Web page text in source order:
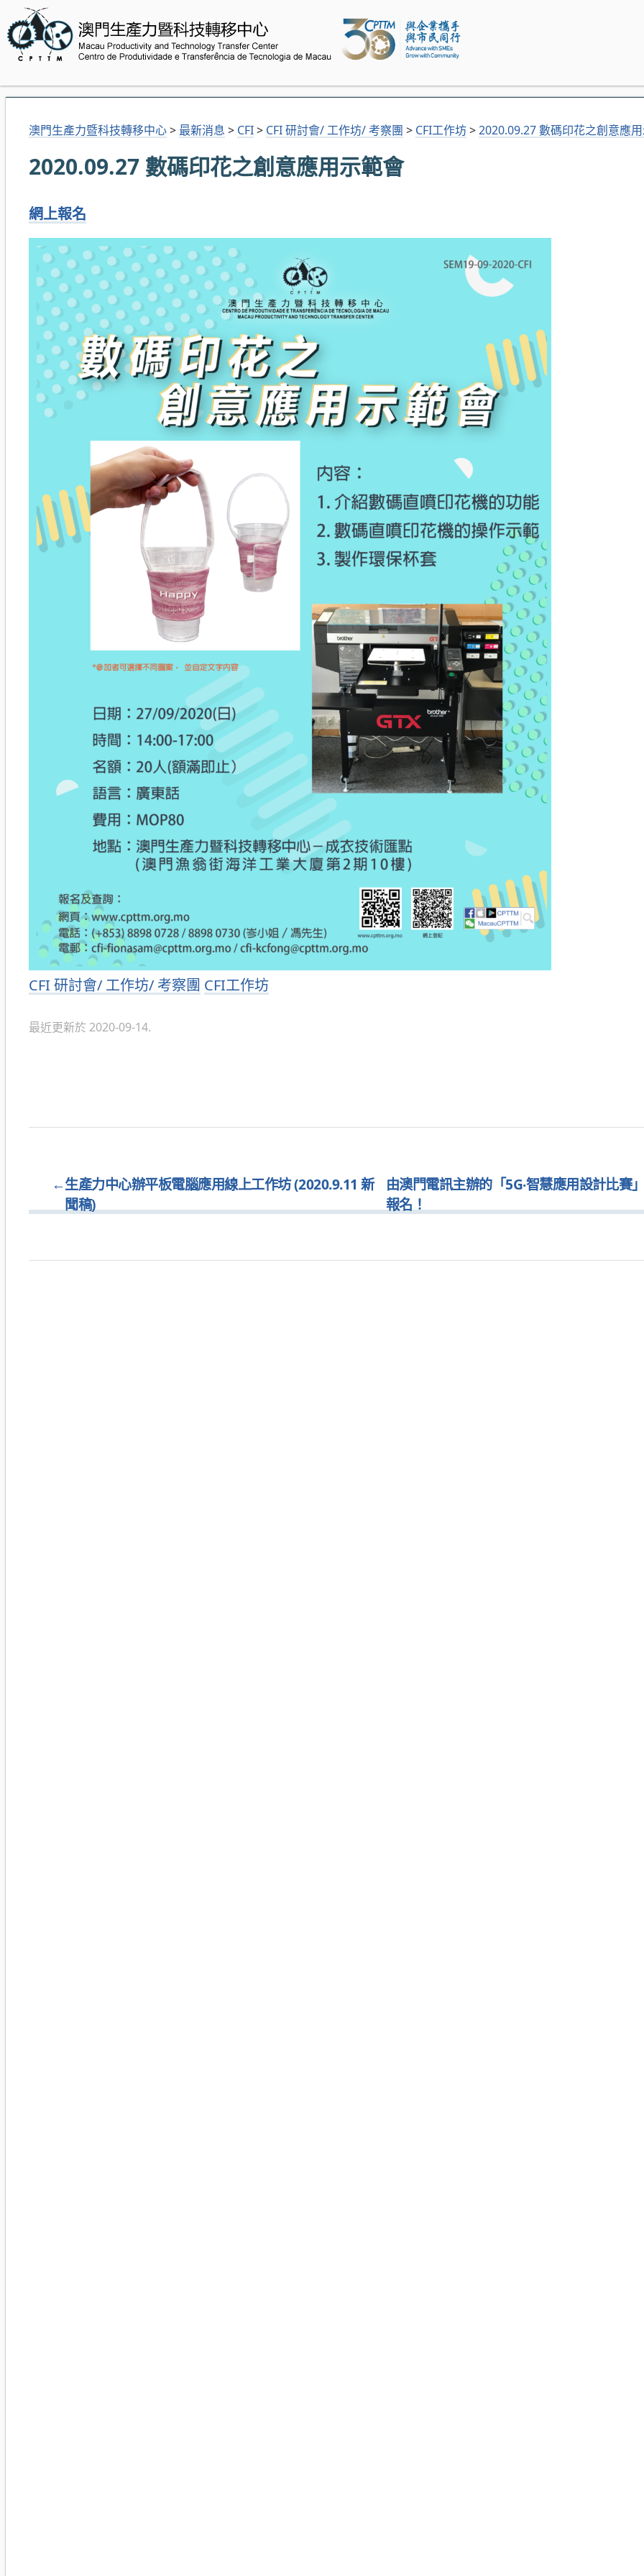
澳門生產力暨科技轉移中心> 最新消息 > CFI> CFI 研討會/ 工作坊/ 考察團 > CFI工作坊>2020.09.27 數碼印花之創意應
2020.09.27 數碼印花之創意應用示範會
網上報名
分
CFI 研討會/ 工作坊/ 考察團 CFI工作坊
最近更新於 2020-09-14.
←生產力中心辦平板電腦應用線上工作坊 (2020.9.11 新
聞稿)
由澳門電訊主辦的「5G‧智慧應用設計比賽
報名！